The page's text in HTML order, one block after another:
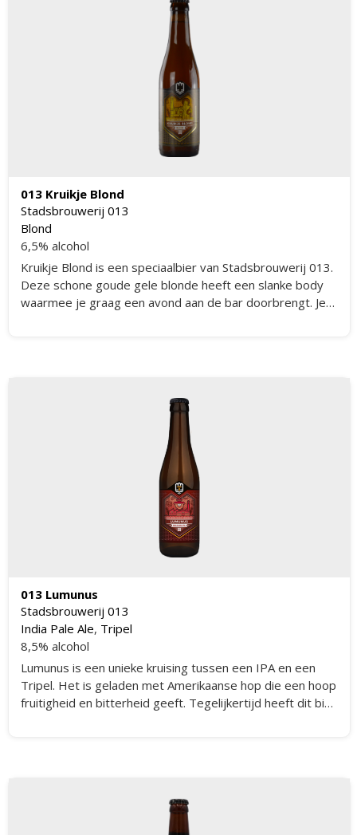
013 Kruikje Blond
Stadsbrouwerij 013
Blond
6,5% alcohol
Kruikje Blond is een speciaalbier van Stadsbrouwerij 013.
Deze schone goude gele blonde heeft een slanke body
waarmee je graag een avond aan de bar doorbrengt. Je
013 Lumunus
Stadsbrouwerij 013
India Pale Ale, Tripel
8,5% alcohol
Lumunus is een unieke kruising tussen een IPA en een
Tripel. Het is geladen met Amerikaanse hop die een hoop
fruitigheid en bitterheid geeft. Tegelijkertijd heeft dit bier